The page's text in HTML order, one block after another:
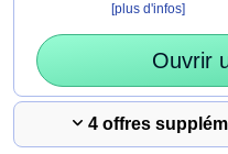
[plus d'infos]
Ouvrir
4 offres